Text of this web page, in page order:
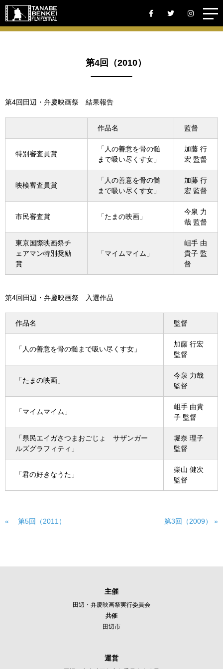
第4回（2010）
第4回田辺・弁慶映画祭 結果報告
作品名 監督
特別審査員賞
「人の善意を骨の髄
まで吸い尽くす女」
加藤 行
宏 監督
映検審査員賞
「人の善意を骨の髄
まで吸い尽くす女」
加藤 行
宏 監督
市民審査賞 「たまの映画」
今泉 力
哉 監督
東京国際映画祭チ
ェアマン特別奨励
賞
「マイムマイム」
岨手 由
貴子 監
督
第4回田辺・弁慶映画祭 入選作品
作品名 監督
「人の善意を骨の髄まで吸い尽くす女」
加藤 行宏
監督
「たまの映画」
今泉 力哉
監督
「マイムマイム」
岨手 由貴
子 監督
「県民エイガさつまおごじょ サザンガー
ルズグラフィティ」
堀奈 理子
監督
「君の好きなうた」
柴山 健次
監督
« 第5回（2011） 第3回（2009） »
主催
田辺・弁慶映画祭実行委員会
共催
田辺市
運営